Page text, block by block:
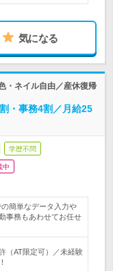
気になる
・ネイル自由／産休復帰
・事務4割／月給25
学歴不問
中
簡単なデータ入力や
事務もあわせてお任せ
（AT限定可）／未経験